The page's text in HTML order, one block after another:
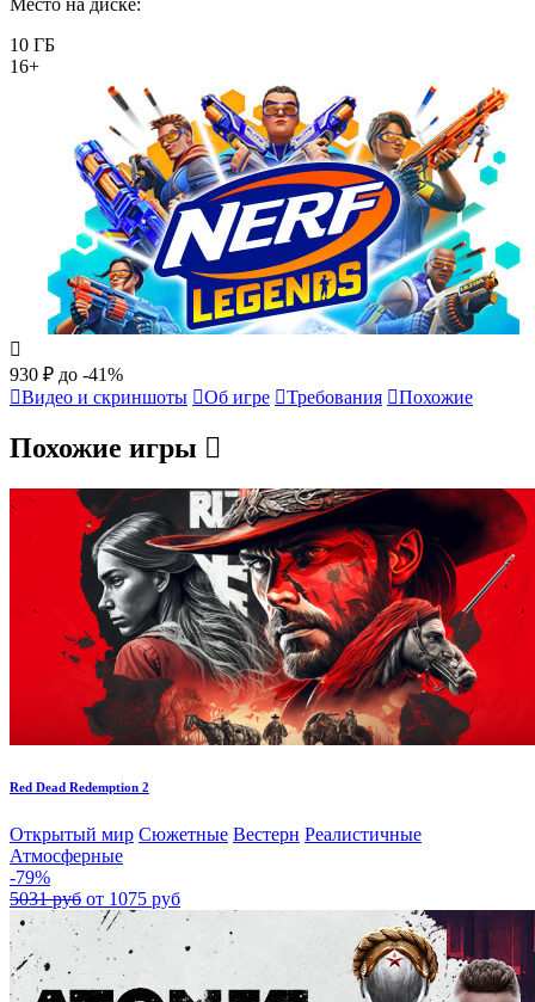
Место на диске:
10 ГБ
16+
930 ₽ до -41%
Видео и скриншоты
Об игре Требования Похожие
Похожие игры
Red Dead Redemption 2
Открытый мир Сюжетные Вестерн Реалистичные
Атмосферные
-79%
5031 руб от 1075 руб